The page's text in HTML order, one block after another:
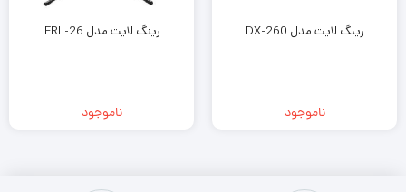
رینگ لایت مدل DX-260
ناموجود
رینگ لایت مدل FRL-26
ناموجود